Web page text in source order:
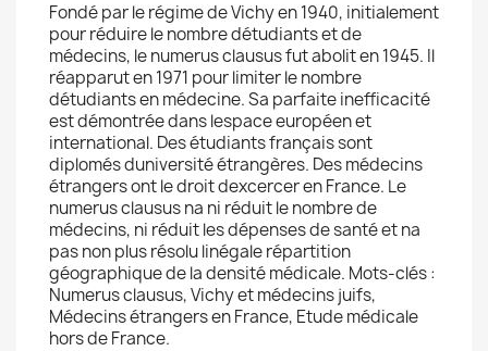
Fondé par le régime de Vichy en 1940, initialement
pour réduire le nombre détudiants et de
médecins, le numerus clausus fut abolit en 1945. Il
réapparut en 1971 pour limiter le nombre
détudiants en médecine. Sa parfaite inefficacité
est démontrée dans lespace européen et
international. Des étudiants français sont
diplomés duniversité étrangères. Des médecins
étrangers ont le droit dexcercer en France. Le
numerus clausus na ni réduit le nombre de
médecins, ni réduit les dépenses de santé et na
pas non plus résolu linégale répartition
géographique de la densité médicale. Mots-clés :
Numerus clausus, Vichy et médecins juifs,
Médecins étrangers en France, Etude médicale
hors de France.